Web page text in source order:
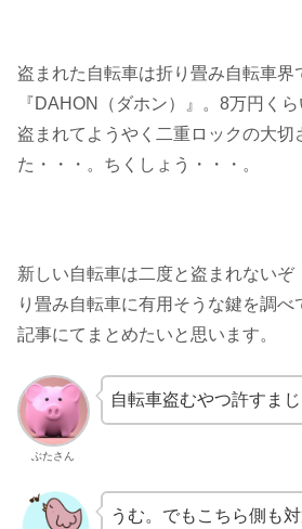
盗まれた自転車は折り畳み自転車界
『DAHON（ダホン）』。8万円くら
盗まれてようやく二重ロックの大切
た・・・。ちくしょう・・・。
新しい自転車は二度と盗まれないぞ
り畳み自転車に有用そうな鍵を調
記事にてまとめたいと思います。
ぶたさん
自転車盗むやつ許すまじ
うむ。でもこちら側も